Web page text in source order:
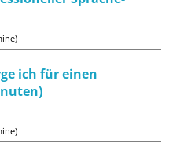
ich für einen